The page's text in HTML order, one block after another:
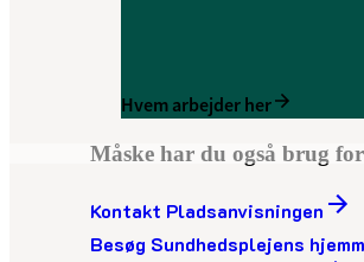
Hvem arbejder her
Måske har du også brug for
Kontakt Pladsanvisningen
Besøg Sundhedsplejens